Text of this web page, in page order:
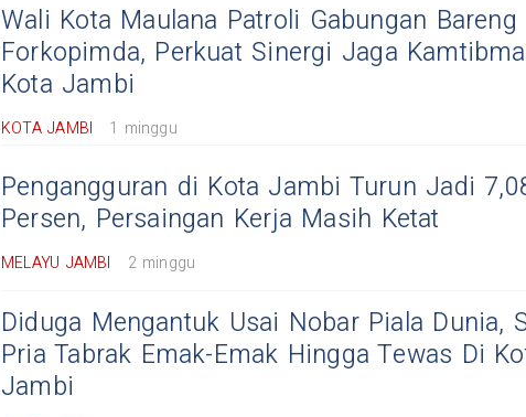
Wali Kota Maulana Patroli Gabungan Bareng
Forkopimda, Perkuat Sinergi Jaga
Kota Jambi
KOTA JAMBI 1 minggu
Pengangguran di Kota Jambi Turun Jadi
Persen, Persaingan Kerja Masih Ketat
MELAYU JAMBI 2 minggu
Diduga Mengantuk Usai Nobar Piala Dunia,
Pria Tabrak Emak-Emak Hingga Tewas Di
Jambi